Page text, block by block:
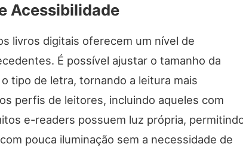
Acessibilidade
livros digitais oferecem um nível de
É possível ajustar o tamanho da
tipo de letra, tornando a leitura mais
perfis de leitores, incluindo aqueles com
e-readers possuem luz própria,
pouca iluminação sem a necessidade de